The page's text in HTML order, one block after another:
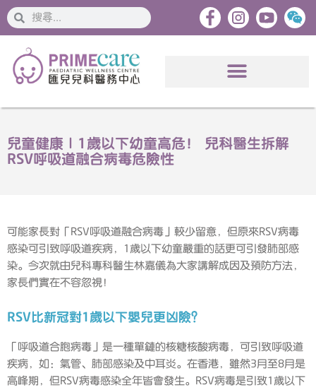
搜
索
搜
索
兒童健康｜1歲以下幼童高危！ 兒科醫生拆解
RSV呼吸道融合病毒危險性
可能家長對「RSV呼吸道融合病毒」較少留意，但原來RSV病毒
感染可引致呼吸道疾病，1歲以下幼童嚴重的話更可引發肺部感
染。今次就由兒科專科醫生林嘉儀為大家講解成因及預防方法，
家長們實在不容忽視！
RSV比新冠對1歲以下嬰兒更凶險？
「呼吸道合胞病毒」是一種單鏈的核糖核酸病毒，可引致呼吸道
疾病，如：氣管、肺部感染及中耳炎。在香港，雖然3月至8月是
高峰期，但RSV病毒感染全年皆會發生。RSV病毒是引致1歲以下